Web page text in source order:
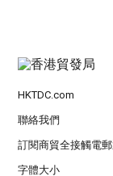
HKTDC.com
聯絡我們
訂閱商貿全接觸電
字體大小